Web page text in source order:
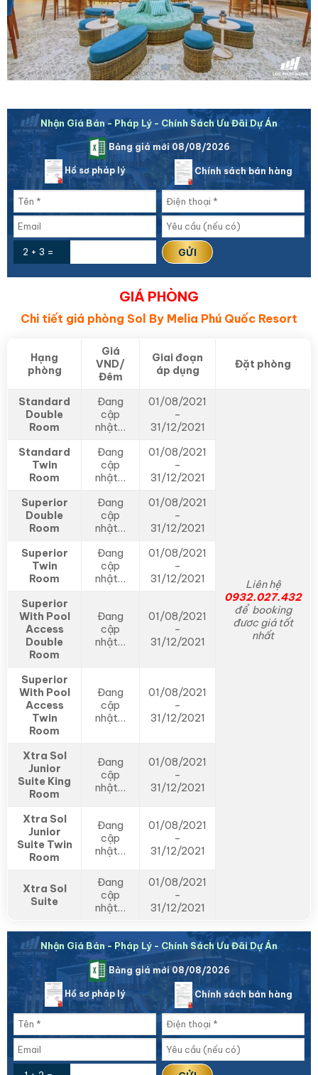
Nhận Giá Bán - Pháp Lý - Chính Sách Ưu Đãi Dự Án
Bảng giá mới 08/08/2026
Hồ sơ pháp lý Chính sách bán hàng
2 + 3 =
GIÁ PHÒNG
Chi tiết giá phòng Sol By Melia Phú Quốc Resort
Hạng
phòng
Giá
VND/
Đêm
Giai đoạn
áp dụng
Đặt phòng
Standard
Double
Room
Đang
cập
nhật…
01/08/2021
–
31/12/2021
Liên hệ
0932.027.432
để booking
đươc giá tốt
nhất
Standard
Twin
Room
Đang
cập
nhật…
01/08/2021
–
31/12/2021
Superior
Double
Room
Đang
cập
nhật…
01/08/2021
–
31/12/2021
Superior
Twin
Room
Đang
cập
nhật…
01/08/2021
–
31/12/2021
Superior
With Pool
Access
Double
Room
Đang
cập
nhật…
01/08/2021
–
31/12/2021
Superior
With Pool
Access
Twin
Room
Đang
cập
nhật…
01/08/2021
–
31/12/2021
Xtra Sol
Junior
Suite King
Room
Đang
cập
nhật…
01/08/2021
–
31/12/2021
Xtra Sol
Junior
Suite Twin
Room
Đang
cập
nhật…
01/08/2021
–
31/12/2021
Xtra Sol
Suite
Đang
cập
nhật…
01/08/2021
–
31/12/2021
Nhận Giá Bán - Pháp Lý - Chính Sách Ưu Đãi Dự Án
Bảng giá mới 08/08/2026
Hồ sơ pháp lý Chính sách bán hàng